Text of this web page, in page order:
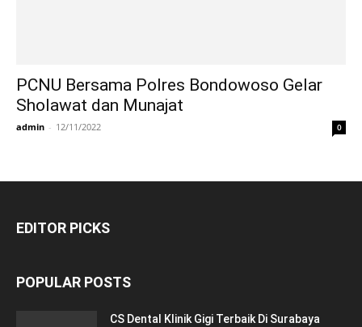
PCNU Bersama Polres Bondowoso Gelar
Sholawat dan Munajat
admin - 12/11/2022 0
EDITOR PICKS
POPULAR POSTS
CS Dental Klinik Gigi Terbaik Di Surabaya